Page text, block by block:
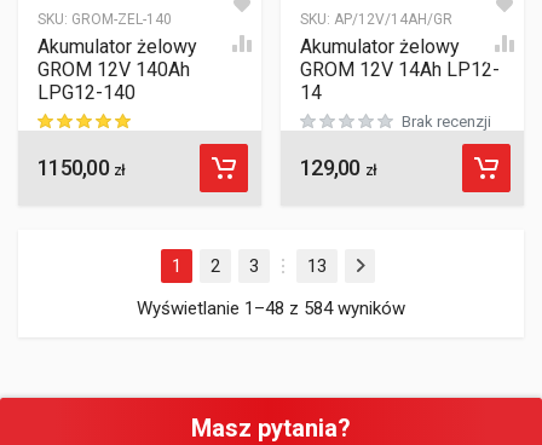
SKU: GROM-ZEL-140
Akumulator żelowy
GROM 12V 140Ah
LPG12-140
ocen klientów
1150,00 zł
SKU: AP/12V/14AH/GR
Akumulator żelowy
GROM 12V 14Ah LP12-
14
Brak recenzji
129,00 zł
1 2 3
…
13
Następny
Wyświetlanie 1–48 z 584 wyników
Masz pytania?